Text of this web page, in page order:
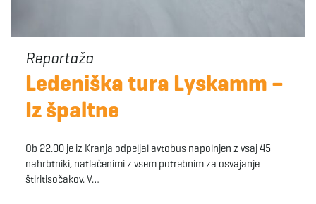
Ledeniška tura Lyskamm –
Iz špaltne
Ob 22.00 je iz Kranja odpeljal avtobus napolnjen z vsaj 45
nahrbtniki, natlačenimi z vsem potrebnim za osvajanje
štiritisočakov. V…